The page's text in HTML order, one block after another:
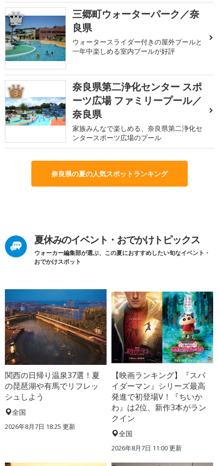
2
三郷町ウォーターパーク／奈
良県
ウォータースライダー付きの屋外プールと
一年中楽しめる室内プールが好評
3
奈良県第二浄化センター スポ
ーツ広場 ファミリープール／
奈良県
家族みんなで楽しめる、奈良県第二浄化セ
ンタースポーツ広場のプール
奈良県の夏の人気スポットランキング
夏休みのイベント・おでかけトピックス
ウォーカー編集部が選ぶ、この夏におすすめしたい旬なイベント・
おでかけスポット
関西の日帰り温泉37選！夏
の琵琶湖や有馬でリフレッ
シュしよう
全国
2026年8月7日 18:25 更新
【映画ランキング】『スパ
イダーマン』シリーズ最高
発進で初登場V！『ちいか
わ』は2位、新作3本がラン
クイン
全国
2026年8月7日 11:00更新